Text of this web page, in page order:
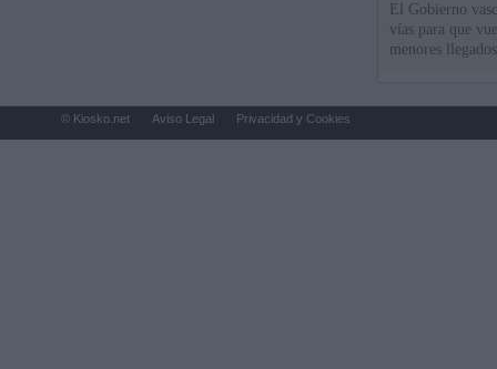
El Gobierno
vías para que
menores
© Kiosko.net Aviso Legal Privacidad y Cookies